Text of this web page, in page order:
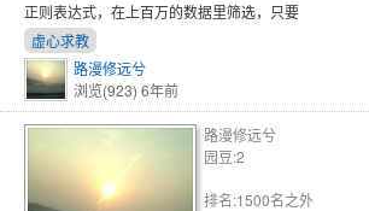
正则表达式，在上百万的数据里筛选，只要
虚心求教
路漫修远兮
浏览(923) 6年前
路漫修远兮
园豆:2
排名:1500名之外